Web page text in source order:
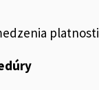
platnosti